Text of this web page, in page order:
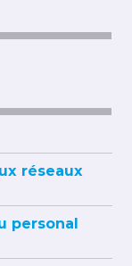
réseaux
personal